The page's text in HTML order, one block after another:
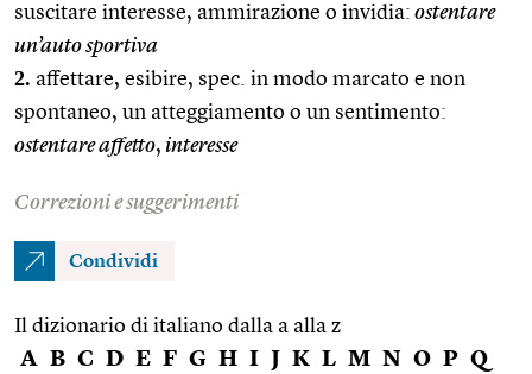
suscitare interesse, ammirazione o invidia: ostentare
un’auto sportiva
2. affettare, esibire, spec. in modo marcato e non
spontaneo, un atteggiamento o un sentimento:
ostentare affetto, interesse
Correzioni e suggerimenti
Condividi
Il dizionario di italiano dalla a alla z
A B C D E F G H I J K L M N O P Q